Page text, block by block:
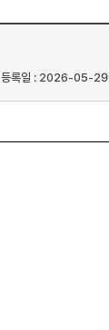
등록일 : 2026-05-29